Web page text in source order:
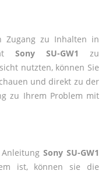
Zugang zu Inhalten in
Sony SU-GW1
zu
nutzten, können Sie
und direkt zu der
zu Ihrem Problem mit
Sony SU-GW1
ist, können sie die